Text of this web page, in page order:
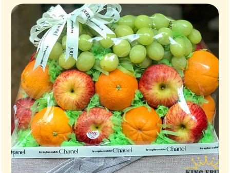
Giỏ quà – Tinh hoa từ trái cây tươi ngon